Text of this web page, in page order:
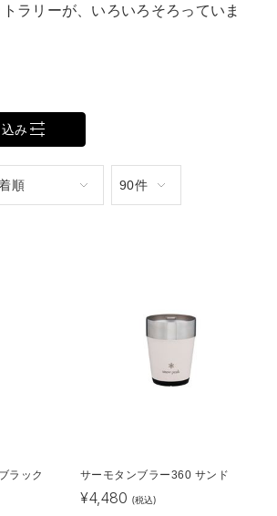
ラリーが、いろいろそろっていま
み
ラック サーモタンブラー360 サンド
¥4,480 (税込)